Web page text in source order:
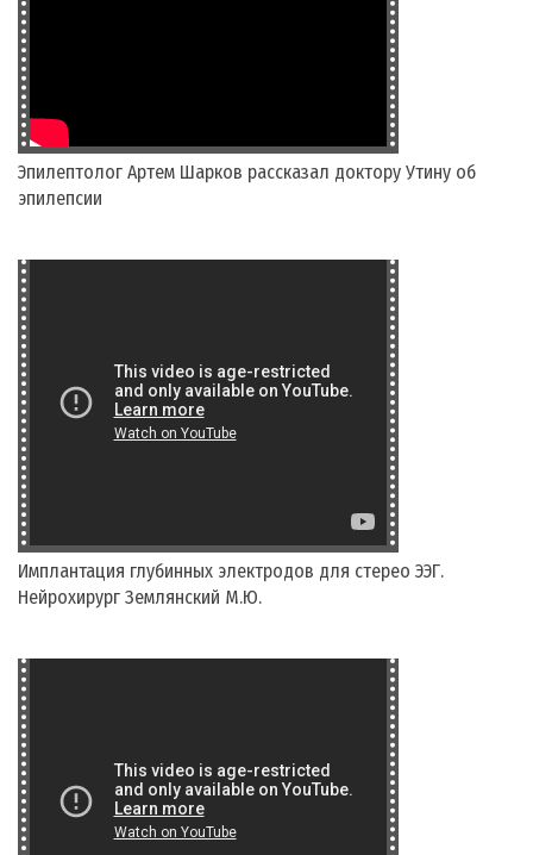
Эпилептолог Артем Шарков рассказал доктору Утину об
эпилепсии
Имплантация глубинных электродов для стерео ЭЭГ.
Нейрохирург Землянский М.Ю.